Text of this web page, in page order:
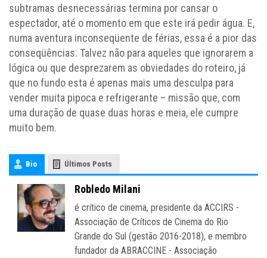
subtramas desnecessárias termina por cansar o
espectador, até o momento em que este irá pedir água. E,
numa aventura inconseqüente de férias, essa é a pior das
conseqüências. Talvez não para aqueles que ignorarem a
lógica ou que desprezarem as obviedades do roteiro, já
que no fundo esta é apenas mais uma desculpa para
vender muita pipoca e refrigerante – missão que, com
uma duração de quase duas horas e meia, ele cumpre
muito bem.
Bio Últimos Posts
Robledo Milani
é crítico de cinema, presidente da ACCIRS -
Associação de Críticos de Cinema do Rio
Grande do Sul (gestão 2016-2018), e membro
fundador da ABRACCINE - Associação